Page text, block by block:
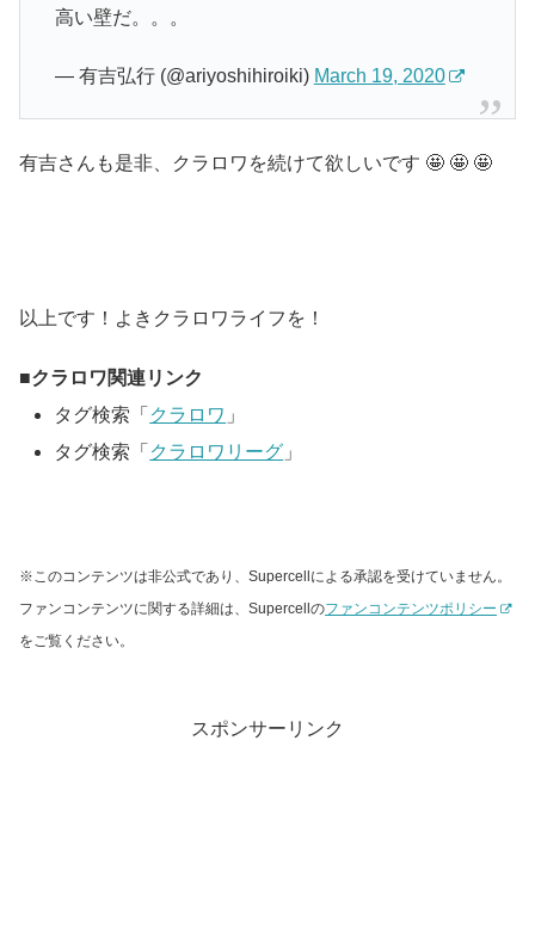
高い壁だ。。。
— 有吉弘行 (@ariyoshihiroiki) March 19, 2020
有吉さんも是非、クラロワを続けて欲しいです 🤩 🤩 🤩
以上です！よきクラロワライフを！
クラロワ関連リンク
タグ検索「 クラロワ 」
タグ検索「 クラロワリーグ 」
※このコンテンツは非公式であり、Supercellによる承認を受けていません。
ファンコンテンツに関する詳細は、Supercellのファンコンテンツポリシー
をご覧ください。
スポンサーリンク